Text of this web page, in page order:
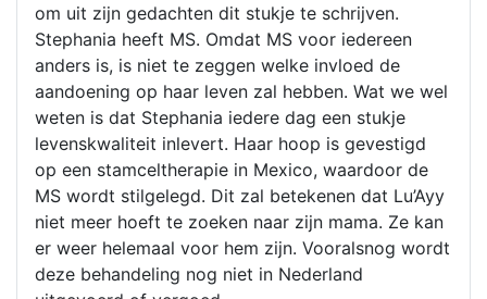
om uit zijn gedachten dit stukje te schrijven.
Stephania heeft MS. Omdat MS voor iedereen
anders is, is niet te zeggen welke invloed de
aandoening op haar leven zal hebben. Wat we wel
weten is dat Stephania iedere dag een stukje
levenskwaliteit inlevert. Haar hoop is gevestigd
op een stamceltherapie in Mexico, waardoor de
MS wordt stilgelegd. Dit zal betekenen dat Lu’Ayy
niet meer hoeft te zoeken naar zijn mama. Ze kan
er weer helemaal voor hem zijn. Vooralsnog wordt
deze behandeling nog niet in Nederland